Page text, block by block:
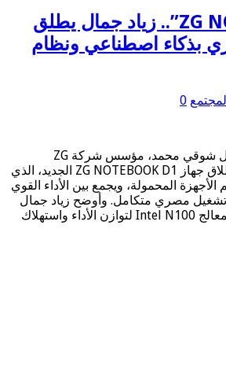
“ZG NOTEBOOK D1”.. زياد جمال يطلق
بذكاء اصطناعي ونظام
0
أعلن المهندس زياد جمال شوقي محمد، مؤسس شركة ZG
TECHNOLOGY، عن إطلاق جهاز ZG NOTEBOOK D1 الجديد، الذي
المحمولة، ويجمع بين الأداء القوي
تشغيل مصري متكامل. وأوضح زياد جمال
أن الجهاز يأتي مدعومًا بمعالج Intel N100 لتوازن الأداء واستهلاك